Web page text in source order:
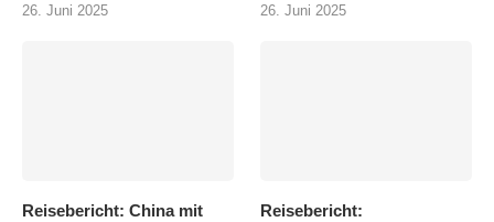
26. Juni 2025 26. Juni 2025
Reisebericht: China mit
Reisebericht: